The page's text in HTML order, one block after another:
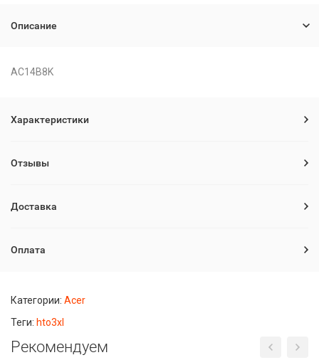
Описание
AC14B8K
Характеристики
Отзывы
Доставка
Оплата
Категории: Acer
Теги: hto3xl
Рекомендуем